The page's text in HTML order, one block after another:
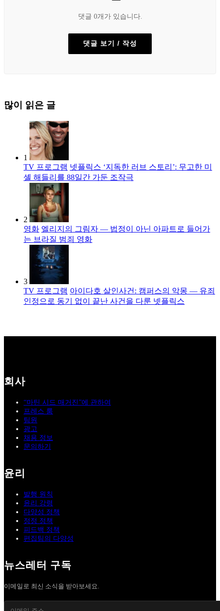
댓글 0개가 있습니다.
댓글 보기 / 작성
많이 읽은 글
1
TV 프로그램 넷플릭스 ‘지독한 러브 스토리’: 무고한 미
셸 해들리를 88일간 가둔 조작극
2
영화 엘리지의 그림자 — 법정이 아닌 아파트로 들어가
는 브라질 범죄 영화
3
TV 프로그램 아이다호 살인사건: 캠퍼스의 악몽 — 유죄
인정으로 동기 없이 끝난 사건을 다룬 넷플릭스
회사
“마틴 시드 매거진”에 관하여
프레스 룸
팀원
광고
채용 정보
문의하기
윤리
발행 원칙
윤리 강령
다양성 정책
정정 정책
피드백 정책
편집팀의 다양성
뉴스레터 구독
이메일로 최신 소식을 받아보세요.